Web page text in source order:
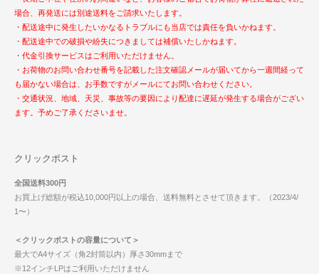
場合、再発送には別途送料をご請求いたします。
・配送途中に発生したいかなるトラブルにも当店では責任を負いかねます。
・配送途中での破損や紛失につきましては補償いたしかねます。
・代金引換サービスはご利用いただけません。
・お荷物のお問い合わせ番号を記載した注文確認メールが届いてから一週間経って
も届かない場合は、お手数ですがメールにてお問い合わせください。
・交通状況、地域、天災、事故等の要因により配達に遅延が発生する場合がござい
ます。予めご了承くださいませ。
クリックポスト
全国送料300円
お買上げ総額が税込10,000円以上の場合、送料無料とさせて頂きます。（2023/4/
1〜）
＜クリックポストの容量について＞
最大でA4サイズ（角2封筒以内）厚さ30mmまで
※12インチLPはご利用いただけません